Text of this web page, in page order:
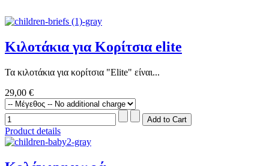
Κιλοτάκια για Κορίτσια elite
Τα κιλοτάκια για κορίτσια "Elite" είναι...
29,00 €
Product details